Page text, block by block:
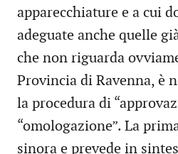
apparecchiature e a cui
adeguate anche quelle
che non riguarda
Provincia di Ravenna, è
la procedura di
“omologazione”. La
sinora e prevede in